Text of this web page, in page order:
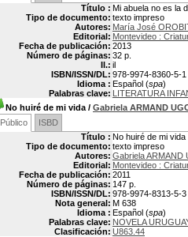
Título : Mi abuela no es la
Tipo de documento: texto impreso
Autores: María José
Editorial: Montevideo :
Fecha de publicación: 2013
Número de páginas: 32 p.
Il.: il
ISBN/ISSN/DL: 978-9974-8360-5-1
Idioma : Español (spa)
Palabras clave: LITERATURA
No huiré de mi vida / Gabriela ARMAND
Público
ISBD
Título : No huiré de mi vida
Tipo de documento: texto impreso
Autores: Gabriela ARMAND
Editorial: Montevideo :
Fecha de publicación: 2011
Número de páginas: 147 p.
ISBN/ISSN/DL: 978-9974-8313-5-3
Nota general: M 638
Idioma : Español (spa)
Palabras clave: NOVELA
Clasificación: U863.44